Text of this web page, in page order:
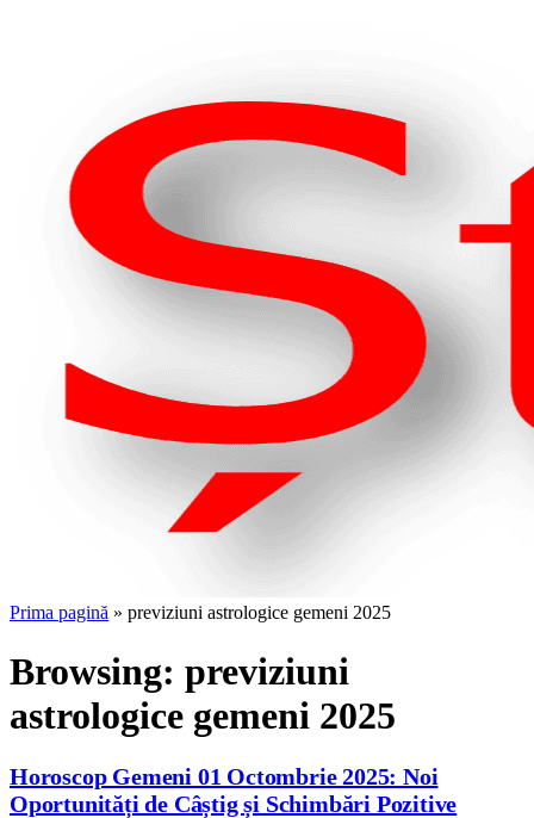
Prima pagină » previziuni astrologice gemeni 2025
Browsing: previziuni
astrologice gemeni 2025
Horoscop Gemeni 01 Octombrie 2025: Noi
Oportunități de Câștig și Schimbări Pozitive